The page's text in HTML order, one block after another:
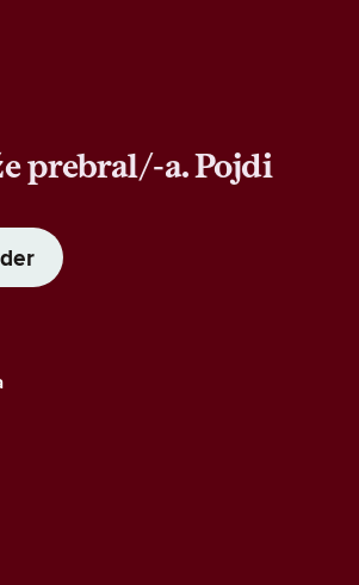
prebral/-a. Pojdi